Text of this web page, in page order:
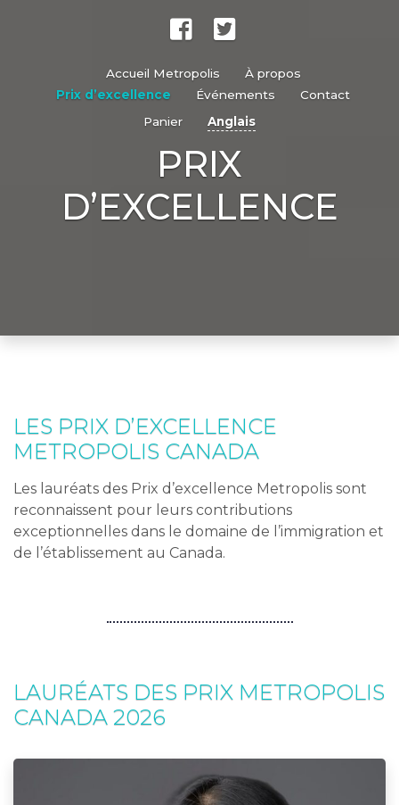
Accueil Metropolis
À propos
Prix d’excellence
Événements
Contact
Panier
Anglais
PRIX
D’EXCELLENCE
LES PRIX D’EXCELLENCE
METROPOLIS CANADA
Les lauréats des Prix d’excellence Metropolis sont
reconnaissent pour leurs contributions
exceptionnelles dans le domaine de l’immigration et
de l’établissement au Canada.
LAURÉATS DES PRIX METROPOLIS
CANADA 2026